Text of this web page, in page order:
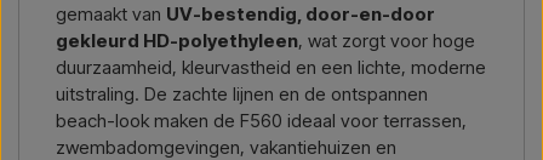
gemaakt van UV-bestendig, door-en-door
gekleurd HD-polyethyleen, wat zorgt voor hoge
duurzaamheid, kleurvastheid en een lichte, moderne
uitstraling. De zachte lijnen en de ontspannen
beach-look maken de F560 ideaal voor terrassen,
zwembadomgevingen, vakantiehuizen en